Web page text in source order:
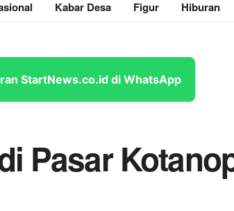
Kabar Desa Figur Hiburan
StartNews.co.id di WhatsApp
Pasar